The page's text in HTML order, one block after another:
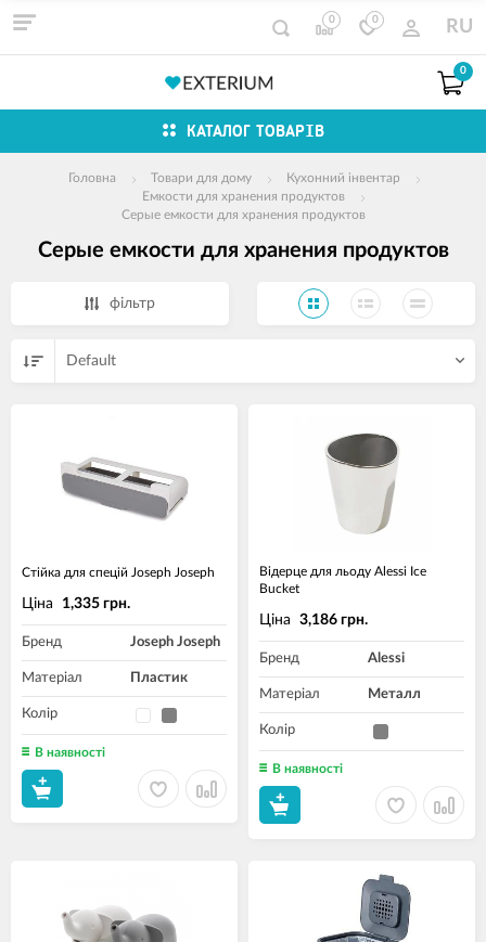
0 0 RU
0
КАТАЛОГ ТОВАРІВ
Головна Товари для дому
Кухонний інвентар
Емкости для хранения продуктов
Серые емкости для хранения продуктов
Серые емкости для хранения продуктов
фільтр
Default
Стійка для спецій Joseph Joseph
Ціна 1,335 грн.
Бренд Joseph Joseph
Матеріал Пластик
Колір
В наявності
Відерце для льоду Alessi Ice
Bucket
Ціна 3,186 грн.
Бренд Alessi
Матеріал Металл
Колір
В наявності